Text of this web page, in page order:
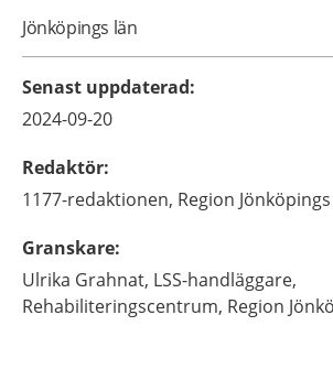
Jönköpings län
Senast uppdaterad:
2024-09-20
Redaktör:
1177-redaktionen, Region
Granskare:
Ulrika Grahnat, LSS-handläggare,
Rehabiliteringscentrum, Region